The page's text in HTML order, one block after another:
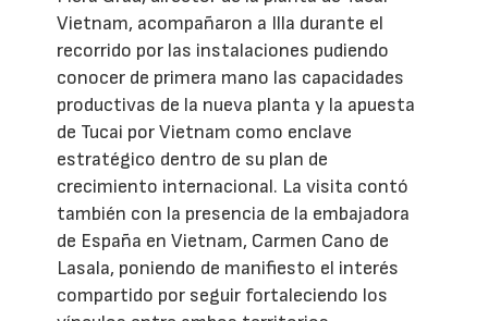
Vietnam, acompañaron a Illa durante el
recorrido por las instalaciones pudiendo
conocer de primera mano las capacidades
productivas de la nueva planta y la apuesta
de Tucai por Vietnam como enclave
estratégico dentro de su plan de
crecimiento internacional. La visita contó
también con la presencia de la embajadora
de España en Vietnam, Carmen Cano de
Lasala, poniendo de manifiesto el interés
compartido por seguir fortaleciendo los